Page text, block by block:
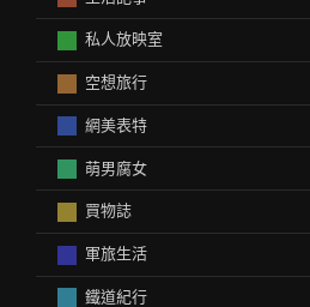
私人放映室
空想旅行
網美表特
萌男腐女
買物誌
軍旅生活
鐵道紀行